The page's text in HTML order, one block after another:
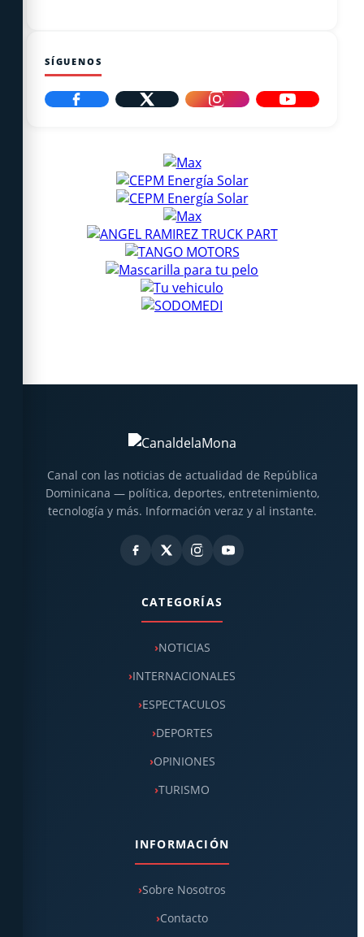
SÍGUENOS
Canal con las noticias de actualidad de República
Dominicana — política, deportes, entretenimiento,
tecnología y más. Información veraz y al instante.
CATEGORÍAS
NOTICIAS
INTERNACIONALES
ESPECTACULOS
DEPORTES
OPINIONES
TURISMO
INFORMACIÓN
Sobre Nosotros
Contacto